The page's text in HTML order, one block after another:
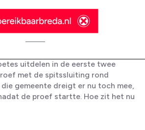
uitdelen in de eerste twee
met de spitssluiting rond
die gemeente dreigt er nu toch mee,
de proef startte. Hoe zit het nu